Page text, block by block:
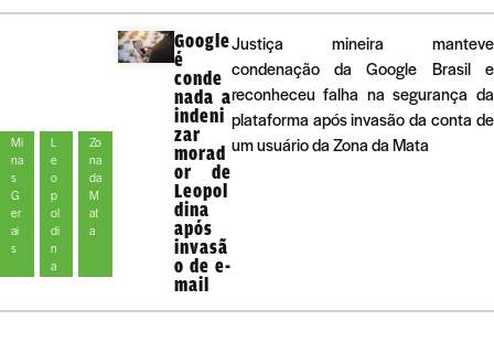
Mi
na
s
G
er
ai
s
L
e
o
p
ol
di
n
a
Zo
na
da
M
at
a
Google
é
conde
nada a
indeni
zar
morad
or de
Leopol
dina
após
invasã
o de e-
mail
Justiça mineira manteve
condenação da Google Brasil e
reconheceu falha na segurança da
plataforma após invasão da conta de
um usuário da Zona da Mata